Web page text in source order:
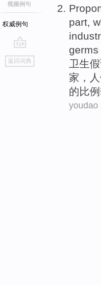
视频例句
权威例句
go
top
返回词典
part,
germs
卫生
家 ，
的比例
youdao